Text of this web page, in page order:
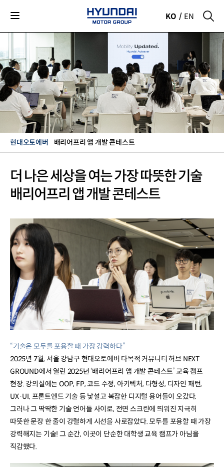
KO EN
현대오토에버 배리어프리 앱 개발 콘테스트
현대자동차그룹
CSR
디지털
매거진
배리어프리
앱
개발
콘테스트
배리어프리
앱
개발
콘테스트
더 나은 세상을 여는 가장 따뜻한 기술
배리어프리 앱 개발 콘테스트
“기술은 모두를 포용할 때 가장 강력하다”
2025년 7월, 서울 강남구 현대오토에버 다목적 커뮤니티 허브 NEXT
GROUND에서 열린 2025년 ‘배리어프리 앱 개발 콘테스트’ 교육 캠프
현장. 강의실에는 OOP, FP, 코드 수정, 아키텍처, 다형성, 디자인 패턴,
UX·UI, 프론트엔드 기술 등 낯설고 복잡한 디지털 용어들이 오갔다.
그러나 그 딱딱한 기술 언어들 사이로, 전면 스크린에 띄워진 지극히
따뜻한 문장 한 줄이 강렬하게 시선을 사로잡았다. 모두를 포용할 때 가장
강력해지는 기술! 그 순간, 이곳이 단순한 대학생 교육 캠프가 아님을
직감했다.